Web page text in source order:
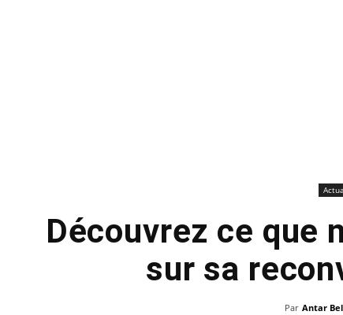
Découvrez ce que
sur sa
Par Antar